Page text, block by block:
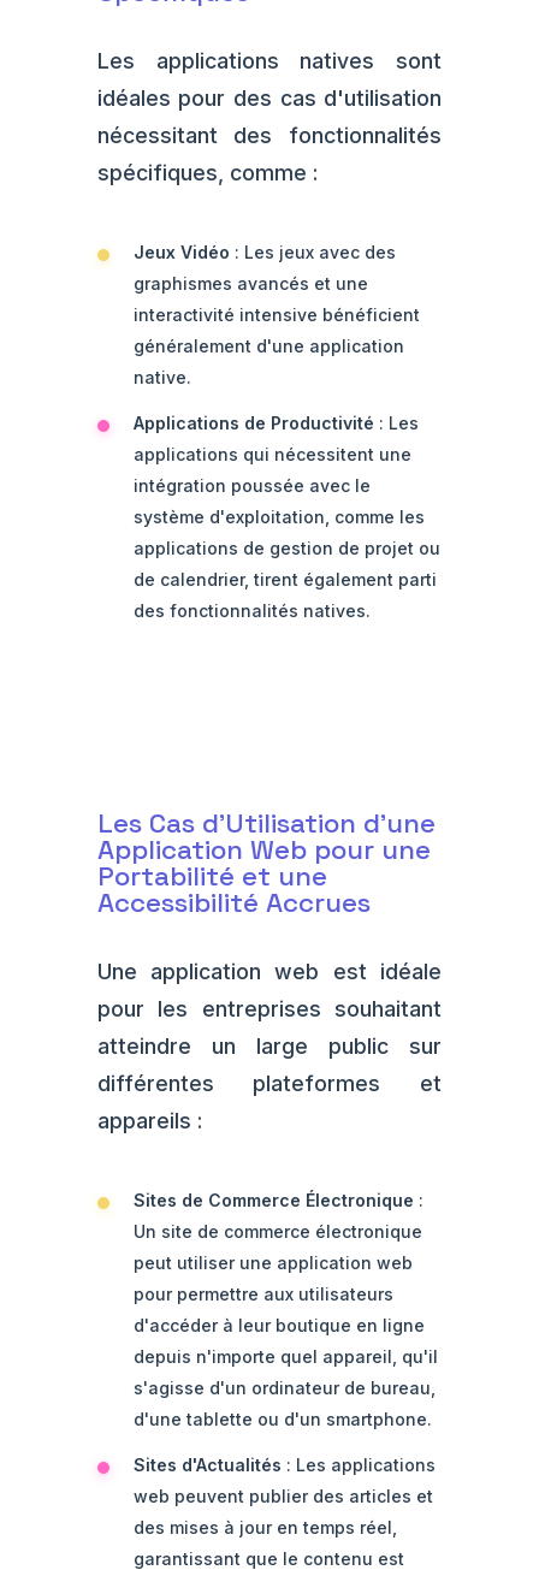
Les applications natives sont
idéales pour des cas d'utilisation
nécessitant des fonctionnalités
spécifiques, comme :
Jeux Vidéo : Les jeux avec des
graphismes avancés et une
interactivité intensive bénéficient
généralement d'une application
native.
Applications de Productivité : Les
applications qui nécessitent une
intégration poussée avec le
système d'exploitation, comme les
applications de gestion de projet ou
de calendrier, tirent également parti
des fonctionnalités natives.
Les Cas d'Utilisation d'une
Application Web pour une
Portabilité et une
Accessibilité Accrues
Une application web est idéale
pour les entreprises souhaitant
atteindre un large public sur
différentes plateformes et
appareils :
Sites de Commerce Électronique :
Un site de commerce électronique
peut utiliser une application web
pour permettre aux utilisateurs
d'accéder à leur boutique en ligne
depuis n'importe quel appareil, qu'il
s'agisse d'un ordinateur de bureau,
d'une tablette ou d'un smartphone.
Sites d'Actualités : Les applications
web peuvent publier des articles et
des mises à jour en temps réel,
garantissant que le contenu est